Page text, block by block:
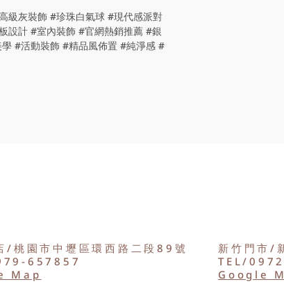
級灰裝飾 #珍珠白氣球 #現代感派對
設計 #室內裝飾 #官網熱銷推薦 #銀
#活動裝飾 #精品風佈置 #純淨感 #
/桃園市中壢區環西路二段89號
657857
Map
新竹門市/
TEL/
Google